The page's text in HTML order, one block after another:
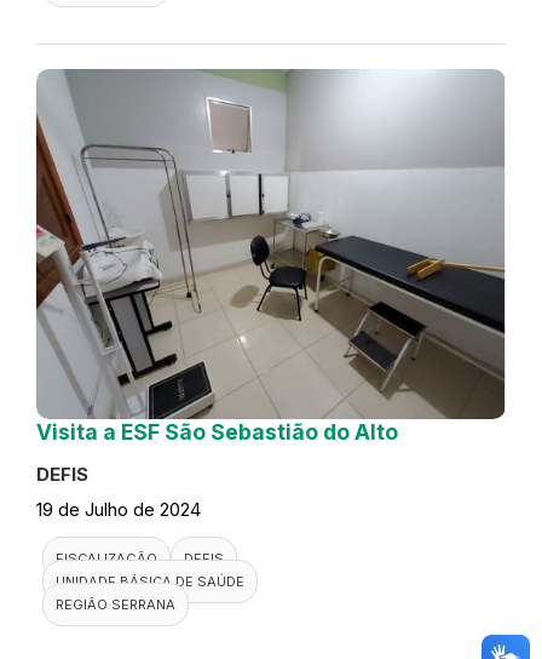
Visita a ESF São Sebastião do Alto
DEFIS
19 de Julho de 2024
FISCALIZAÇÃO
DEFIS
UNIDADE BÁSICA DE SAÚDE
REGIÃO SERRANA